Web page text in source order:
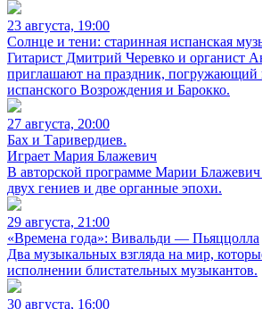
23 августа, 19:00
Солнце и тени: старинная испанская
Гитарист Дмитрий Черевко и органист
приглашают на праздник, погружающий
испанского Возрождения и Барокко.
27 августа, 20:00
Бах и Таривердиев.
Играет Мария Блажевич
В авторской программе Марии Блажевич
двух гениев и две органные эпохи.
29 августа, 21:00
«Времена года»: Вивальди — Пьяццолла
Два музыкальных взгляда на мир,
исполнении блистательных музыкантов.
30 августа, 16:00